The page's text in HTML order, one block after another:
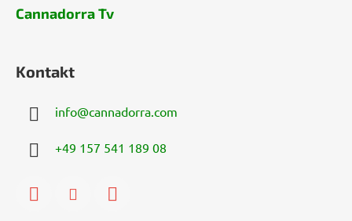
Cannadorra Tv
Kontakt
info@cannadorra.com
+49 157 541 189 08